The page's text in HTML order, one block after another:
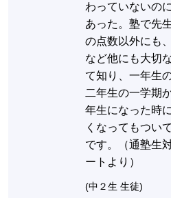
わっていないの
あった。塾で先
の点数以外にも
など他にも大切
て知り、一年生
二年生の一学期
年生になった時
くなってもつい
です。（通塾生
ートより）
(中２生 生徒)